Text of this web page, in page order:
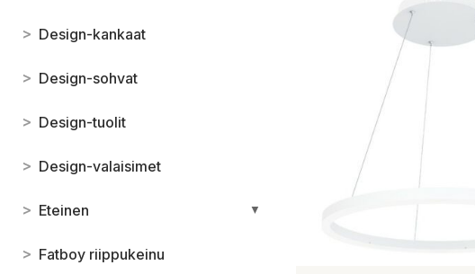
> Design-kankaat
> Design-sohvat
> Design-tuolit
> Design-valaisimet
> Eteinen ▼
> Fatboy riippukeinu